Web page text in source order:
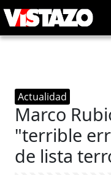
Actualidad
Marco
"terrible
de lista